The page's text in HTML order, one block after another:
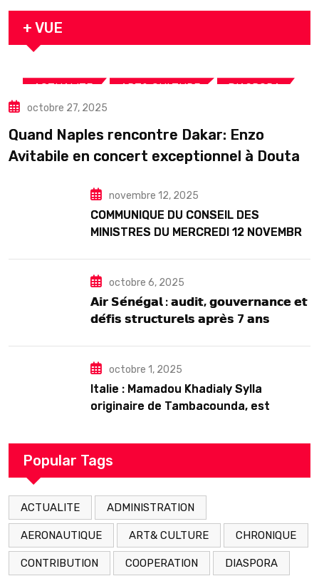
arrestation
+ VUE
ACTUALITE ART& CULTURE DIASPORA
TOURISME
octobre 27, 2025
Quand Naples rencontre Dakar: Enzo
Avitabile en concert exceptionnel à Douta
novembre 12, 2025
COMMUNIQUE DU CONSEIL DES
MINISTRES DU MERCREDI 12 NOVEMBRE
octobre 6, 2025
𝗔𝗶𝗿 𝗦𝗲́𝗻𝗲́𝗴𝗮𝗹 : 𝗮𝘂𝗱𝗶𝘁, 𝗴𝗼𝘂𝘃𝗲𝗿𝗻𝗮𝗻𝗰𝗲 𝗲𝘁
𝗱𝗲́𝗳𝗶𝘀 𝘀𝘁𝗿𝘂𝗰𝘁𝘂𝗿𝗲𝗹𝘀 𝗮𝗽𝗿𝗲̀𝘀 7 𝗮𝗻𝘀
octobre 1, 2025
Italie : Mamadou Khadialy Sylla
originaire de Tambacounda, est
arrestation
Popular Tags
ACTUALITE ADMINISTRATION
AERONAUTIQUE ART& CULTURE CHRONIQUE
CONTRIBUTION COOPERATION DIASPORA